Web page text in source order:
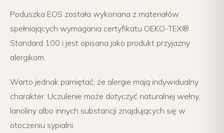
Poduszka EOS została wykonana z materiałów
spełniających wymagania certyfikatu OEKO-TEX®
Standard 100 i jest opisana jako produkt przyjazny
alergikom.
Warto jednak pamiętać, że alergie mają indywidualny
charakter. Uczulenie może dotyczyć naturalnej wełny,
lanoliny albo innych substancji znajdujących się w
otoczeniu sypialni.